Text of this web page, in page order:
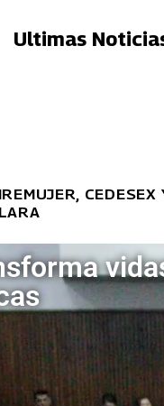
Ultimas
CEDESEX Y